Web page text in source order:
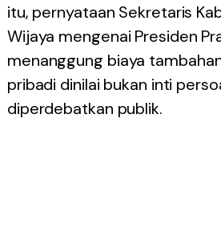
itu, pernyataan Sekretaris
Wijaya mengenai Presiden
menanggung biaya
pribadi dinilai bukan inti
diperdebatkan publik.